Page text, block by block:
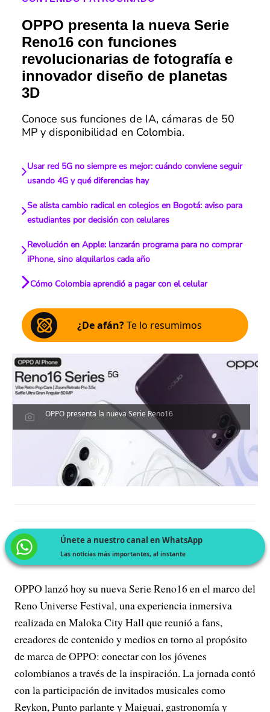
OPPO presenta la nueva Serie
Reno16 con funciones
revolucionarias de fotografía e
innovador diseño de planetas
3D
Conoce sus funciones de IA, cámaras de 50
MP y disponibilidad en Colombia.
Usar red 5G no siempre es mejor: cuándo conviene seguir
usando 4G y qué diferencias hay
Se alista cambio radical en colegios en Bogotá: aviso para
estudiantes por decisión con celulares
Revolución en Apple: lanzarán programa para no comprar
iPhone, sino alquilarlos cada año
Cómo Colombia aprendió a pagar con el celular
¿De afán?Te lo resumimos
OPPO presenta la nueva Serie Reno16
Únete a nuestro canal en WhatsApp
Las noticias más importantes, al instante
OPPO lanzó hoy su nueva Serie Reno16 en el marco del
Reno Universe Festival, una experiencia inmersiva
realizada en Maloka City Hall que reunió a fans,
creadores de contenido y medios en torno al propósito
de marca de OPPO: conectar con los jóvenes
colombianos a través de la inspiración. La jornada contó
con la participación de invitados musicales como
Reykon, Punto parlante y Maiguai, gastronomía y